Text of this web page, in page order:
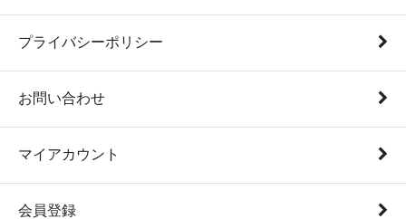
プライバシーポリシー
お問い合わせ
マイアカウント
会員登録